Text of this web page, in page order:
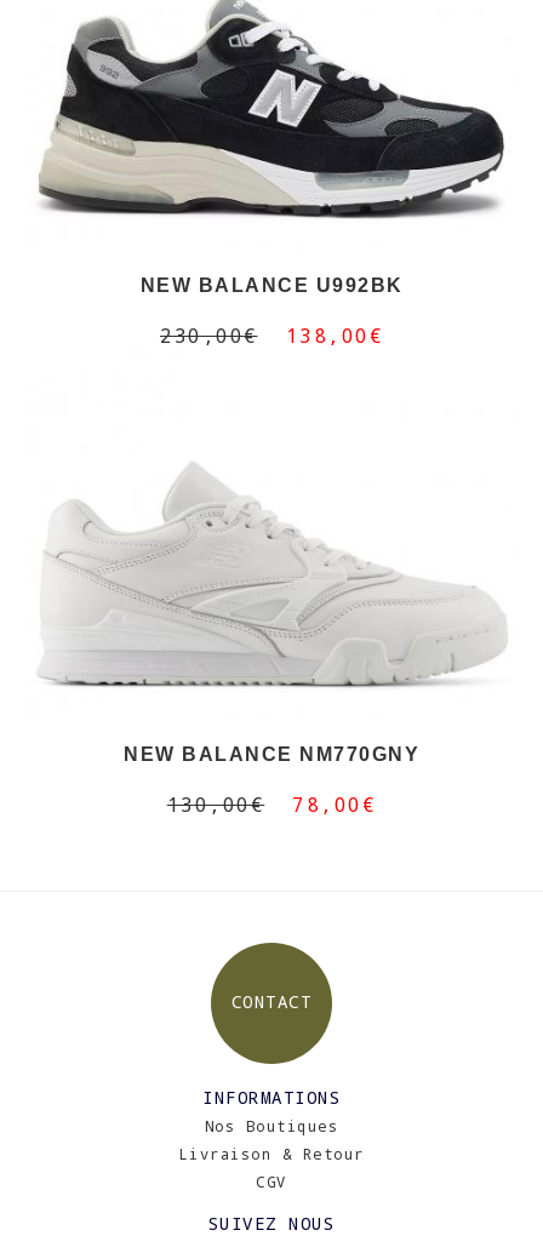
NEW BALANCE U992BK
230,00€ 138,00€
NEW BALANCE NM770GNY
130,00€ 78,00€
CONTACT
INFORMATIONS
Nos Boutiques
Livraison & Retour
CGV
SUIVEZ NOUS